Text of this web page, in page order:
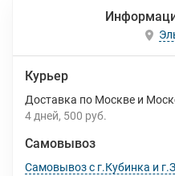
Курьер
Доставка по Москве и
4 дней 500 руб.
Самовывоз
Самовывоз с г.Кубинка и